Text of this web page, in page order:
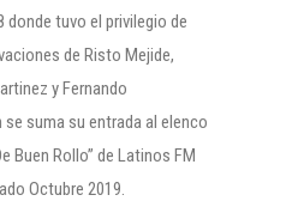
donde tuvo el privilegio de
de Risto Mejide,
y Fernando
suma su entrada al elenco
Buen Rollo” de Latinos FM
Octubre 2019.